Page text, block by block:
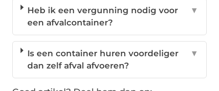
Heb ik een vergunning nodig voor
een afvalcontainer?
▼
Is een container huren voordeliger
dan zelf afval afvoeren?
▼